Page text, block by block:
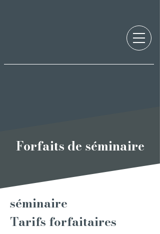
Forfaits de séminaire
séminaire
Tarifs forfaitaires